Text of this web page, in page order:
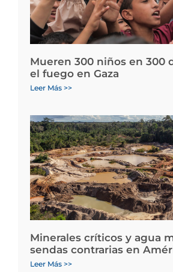
Mueren 300 niños en 300
el fuego en Gaza
Leer Más >>
Minerales críticos y agua
sendas contrarias en
Leer Más >>